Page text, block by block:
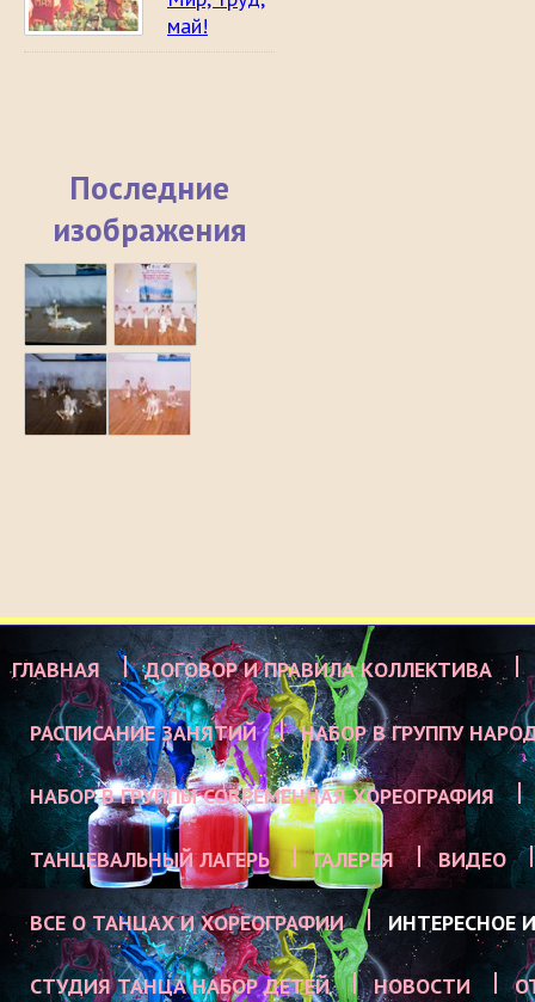
май!
Последние
изображения
ГЛАВНАЯ ДОГОВОР И ПРАВИЛА КОЛЛЕКТИВА
РАСПИСАНИЕ ЗАНЯТИЙ НАБОР В ГРУППУ
НАБОР В ГРУППЫ СОВРЕМЕННАЯ ХОРЕОГРАФИЯ
ТАНЦЕВАЛЬНЫЙ ЛАГЕРЬ ГАЛЕРЕЯ ВИДЕО
ВСЕ О ТАНЦАХ И ХОРЕОГРАФИИ ИНТЕРЕСНОЕ
СТУДИЯ ТАНЦА НАБОР ДЕТЕЙ НОВОСТИ